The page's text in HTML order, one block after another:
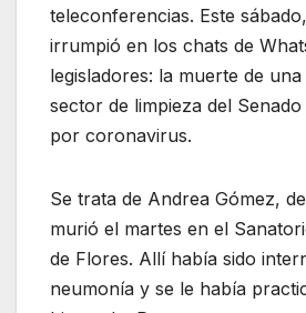
teleconferencias. Este
irrumpió en los chats de
legisladores: la muerte de
sector de limpieza del Senado
por coronavirus.
Se trata de Andrea Gómez,
murió el martes en el
de Flores. Allí había sido
neumonía y se le había